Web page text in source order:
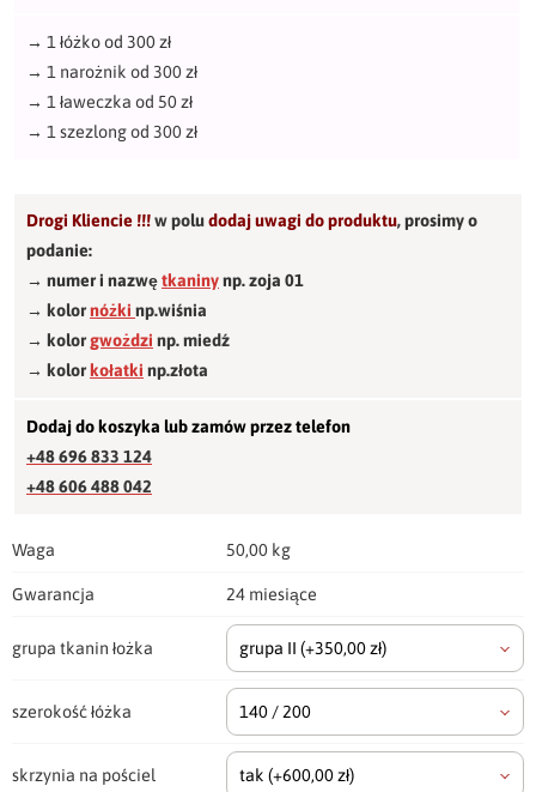
→ 1 łóżko od 300 zł
→ 1 narożnik od 300 zł
→ 1 ławeczka od 50 zł
→ 1 szezlong od 300 zł
Drogi Kliencie !!!w poludodaj uwagi do produktu,prosimy o
podanie:
→ numer i nazwętkaninynp. zoja 01
→ kolornóżki np.wiśnia
→ kolorgwożdzi np. miedź
→ kolorkołatki np.złota
Dodaj do koszyka lub zamów przez telefon
+48 696 833 124
+48 606 488 042
Waga 50,00 kg
Gwarancja 24 miesiące
grupa tkanin łożka grupa II (+350,00 zł)
szerokość łóżka 140 / 200
skrzynia na pościel tak (+600,00 zł)